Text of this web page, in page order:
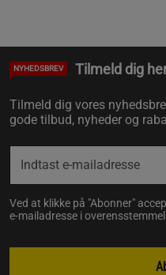
NYHEDSBREV Tilmeld dig
Tilmeld dig vores
gode tilbud, nyheder og
Ved at klikke på "Abonner"
e-mailadresse i